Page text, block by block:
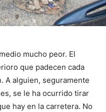
mucho peor. El
que padecen cada
A alguien, seguramente
se le ha ocurrido tirar
hay en la carretera. No